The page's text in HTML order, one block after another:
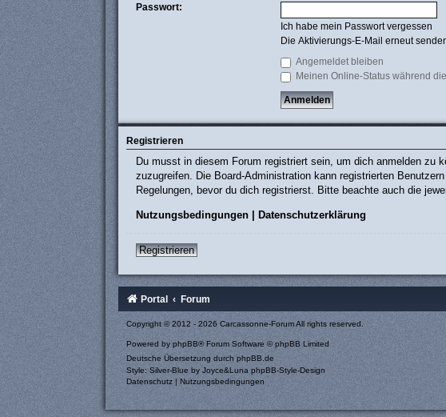
Passwort:
Ich habe mein Passwort vergessen
Die Aktivierungs-E-Mail erneut
Angemeldet bleiben
Meinen Online-Status während
Registrieren
Du musst in diesem Forum registriert sein, um dich anmelden zu
zuzugreifen. Die Board-Administration kann registrierten
Regelungen, bevor du dich registrierst. Bitte beachte auch die
Nutzungsbedingungen| Datenschutzerklärung
Registrieren
Portal Forum
Copyright © 2012 - 2026 Carcassonne-Forum All rights reserved.
Powered by phpBB® Forum Software © phpBB Limited
Deutsche Übersetzung durchphpBB.de
Style: Silver-Blue by Joyce&Luna phpBB-Style-Design
Datenschutz | Nutzungsbedingungen